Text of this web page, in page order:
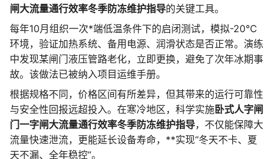
闸大流量通行效率冬季防冻维护指导的关键工具。
每年10月组织一次*端低温条件下的启闭测试，模拟-20℃
环境，验证加热系统、备用电源、润滑状态是否正常。演练
中发现某闸门液压管路老化，立即更换，避免了次年冰期事
故。该做法已被纳入项目运维手册。
根据规格不同，价格区间有所差异，但其带来的运行可靠性
与安全性回报远超投入。在寒冷地区，科学实施卧式人字闸
门一字闸大流量通行效率冬季防冻维护指导，不仅能保障大
流量快速泄流，更能延长设备寿命，**实现“冬天不卡、夏
天不漏、全年稳控”。